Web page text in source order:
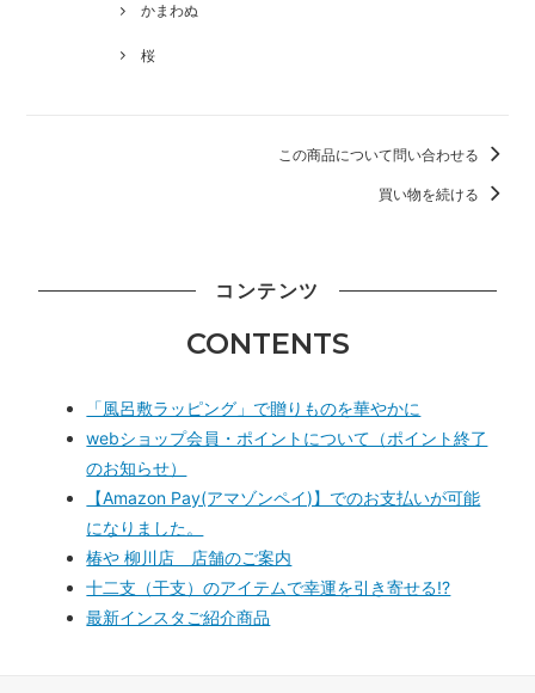
かまわぬ
桜
この商品について問い合わせる
買い物を続ける
コンテンツ
CONTENTS
「風呂敷ラッピング」で贈りものを華やかに
webショップ会員・ポイントについて（ポイント終了
のお知らせ）
【Amazon Pay(アマゾンペイ)】でのお支払いが可能
になりました。
椿や 柳川店 店舗のご案内
十二支（干支）のアイテムで幸運を引き寄せる!?
最新インスタご紹介商品